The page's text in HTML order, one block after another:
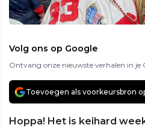
Volg ons op Google
Ontvang onze nieuwste verhalen in je
Toevoegen als voorkeursbron
Hoppa! Het is keihard